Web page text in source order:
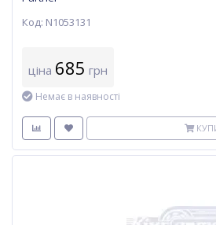
Код: N1053131
ціна 685 грн
Немає в наявності